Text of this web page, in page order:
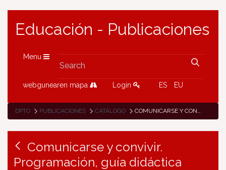
Educación - Publicaciones
Menu
webgunearen mapa Login ES EU
DPTO PUBLICACIONES CATÁLOGO COMUNICARSE Y CONVIVIR. PROGRAMACIÓN, GUÍA DIDÁCTICA
Comunicarse y convivir.
Programación, guía didáctica